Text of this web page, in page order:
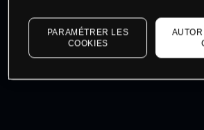
Connectez-
dernières données du marché.Log
market data
PARAMÉTRER LES
COOKIES